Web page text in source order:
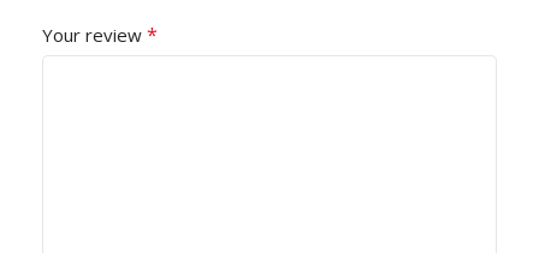
Your review *